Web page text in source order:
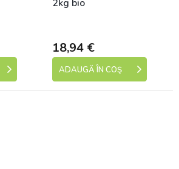
2kg bio
18,94 €
ADAUGĂ ÎN COŞ